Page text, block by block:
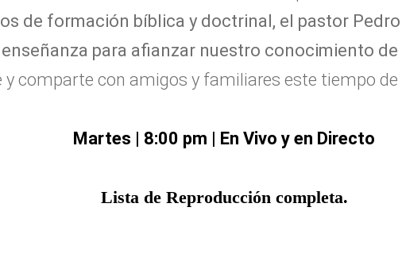
de formación bíblica y doctrinal, el pastor
para afianzar nuestro conocimiento de
y comparte con amigos y familiares este tiempo
Martes | 8:00 pm | En Vivo y en Directo
Lista de Reproducción completa.